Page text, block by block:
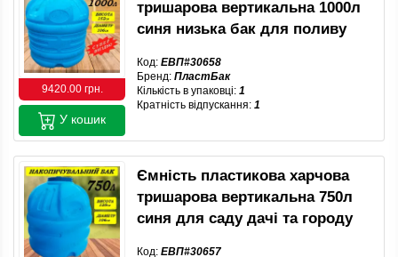
9420.00 грн.
тришарова вертикальна 1000л
синя низька бак для поливу
Код: ЕВП#30658
Бренд: ПластБак
Кількість в упаковці: 1
Кратність відпускання: 1
У кошик
Ємність пластикова харчова
тришарова вертикальна 750л
синя для саду дачі та городу
Код: ЕВП#30657